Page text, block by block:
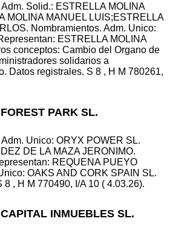
Solid.: ESTRELLA MOLINA
MOLINA MANUEL LUIS;ESTRELLA
Nombramientos. Adm. Unico:
ESTRELLA MOLINA
conceptos: Cambio del Organo de
solidarios a
Datos registrales. S 8 , H M 780261,
PARK SL.
Unico: ORYX POWER SL.
DE LA MAZA JERONIMO.
REQUENA PUEYO
OAKS AND CORK SPAIN SL.
8 , H M 770490, I/A 10 ( 4.03.26).
INMUEBLES SL.